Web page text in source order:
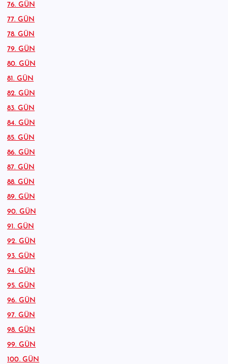
76. GÜN
77. GÜN
78. GÜN
79. GÜN
80. GÜN
81. GÜN
82. GÜN
83. GÜN
84. GÜN
85. GÜN
86. GÜN
87. GÜN
88. GÜN
89. GÜN
90. GÜN
91. GÜN
92. GÜN
93. GÜN
94. GÜN
95. GÜN
96. GÜN
97. GÜN
98. GÜN
99. GÜN
100. GÜN